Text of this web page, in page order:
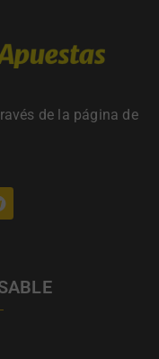
de la página de